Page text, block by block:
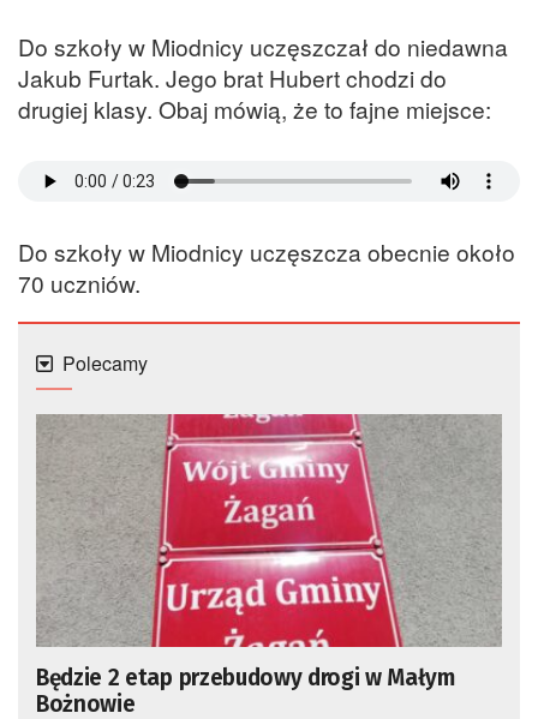
Do szkoły w Miodnicy uczęszczał do niedawna
Jakub Furtak. Jego brat Hubert chodzi do
drugiej klasy. Obaj mówią, że to fajne miejsce:
Do szkoły w Miodnicy uczęszcza obecnie około
70 uczniów.
Polecamy
Będzie 2 etap przebudowy drogi w Małym
Bożnowie